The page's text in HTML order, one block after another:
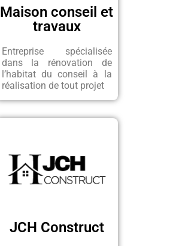
Maison conseil et
travaux
Entreprise spécialisée
dans la rénovation de
l’habitat du conseil à la
réalisation de tout projet
JCH Construct